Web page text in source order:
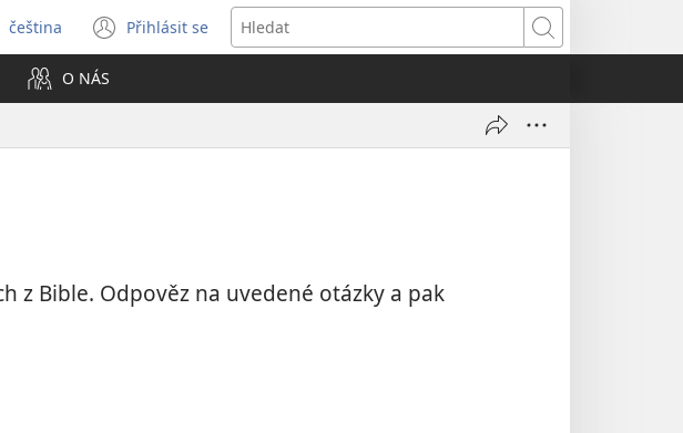
Vybrat
jazyk
čeština Přihlásit se
(otevřeno
nové
Hledat
O NÁS
z Bible. Odpověz na uvedené otázky a pak